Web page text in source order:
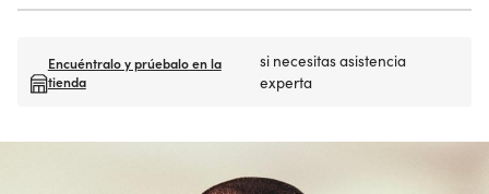
Encuéntralo y prúebalo en la
tienda
si necesitas asistencia
experta